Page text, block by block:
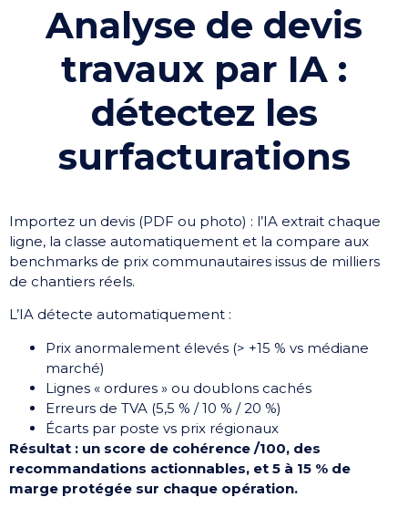
Analyse de devis
travaux par IA :
détectez les
surfacturations
Importez un devis (PDF ou photo) : l’IA extrait chaque
ligne, la classe automatiquement et la compare aux
benchmarks de prix communautaires issus de milliers
de chantiers réels.
L’IA détecte automatiquement :
Prix anormalement élevés (> +15 % vs médiane
marché)
Lignes « ordures » ou doublons cachés
Erreurs de TVA (5,5 % / 10 % / 20 %)
Écarts par poste vs prix régionaux
Résultat : un score de cohérence /100, des
recommandations actionnables, et 5 à 15 % de
marge protégée sur chaque opération.